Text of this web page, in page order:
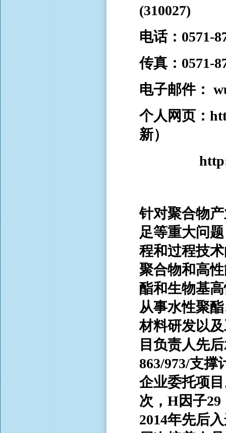
(310027)
电话：0571-
传真：0571-
电子邮件：
个人网页：
新）
http://
针对聚合物
足等重大问
程和过程技
聚合物和高
酯和生物基
从事水性聚
材料研发以
目负责人先
863/973/支
企业委托项
次，H因子29
2014年先后